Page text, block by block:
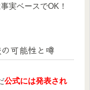
実ベースでOK！
可能性と噂
公式には発表され